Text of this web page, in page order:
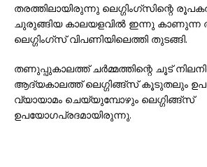
തരത്തിലായിരുന്നു ലെഗ്ഗിംഗ്‌സിന്റെ
ചുരുങ്ങിയ കാലയളവില്‍ ഇന്നു കാണുന്ന
ലെഗ്ഗിംഗ്‌സ് വിപണിയിലെത്തി തുടങ്ങി.
തണുപ്പുകാലത്ത് ചര്‍മ്മത്തിന്റെ ചൂട്
ആദ്യകാലത്ത് ലെഗ്ഗിങ്ങ്‌സ് കൂടുതലും
വ്യായാമം ചെയ്യുമ്പോഴും ലെഗ്ഗിങ്ങ്‌സ്
ഉപയോഗപ്രദമായിരുന്നു.